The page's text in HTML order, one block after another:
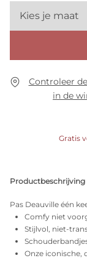
Kies je maat
Controleer
in de
Gratis
Productbeschrijving
Pas Deauville één
Comfy niet
Stijlvol, niet-
Onze iconische,